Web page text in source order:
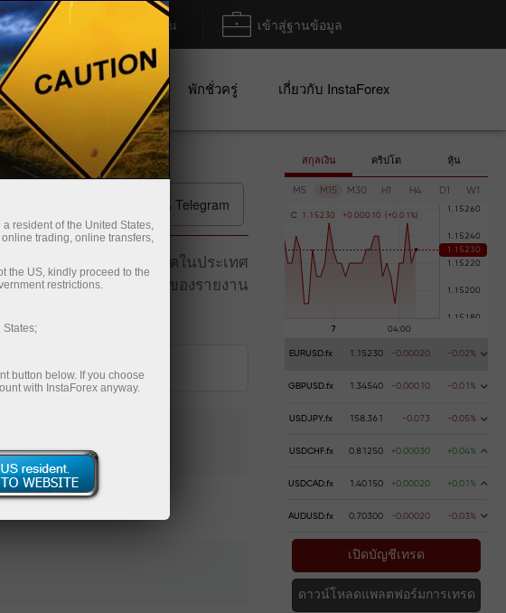
รเทรด ฝาก/ถอน เข้าสู่ฐานข้อมูล
แคมเปญ พักชั่วครู่ เกี่ยวกับ InstaForex
บทวิเคราะห์ใน Telegram
รณ์ทางเศรษฐกิจมหภาคในประเทศ
ที่จะเข้าใจความหมายของรายงาน
นี้:
ม
สกุลเงิน คริปโต หุ้น
M5 M15 M30 H1 H4 D1 W1
C 1 . 1 52 30 +0 .000 1 0 (+0 .0 1 %
EURUSD.fx 1.15230 -0.00020 -0.02%
GBPUSD.fx 1.34540 -0.00010 -0.01%
USDJPY.fx 158.361 -0.073 -0.05%
USDCHF.fx 0.81250 +0.00030 +0.04%
USDCAD.fx 1.40150 +0.00020 +0.01%
AUDUSD.fx 0.70300 -0.00020 -0.03%
เปิดบัญชีเทรด
ดาวน์โหลดแพลตฟอร์มการเทรด
resident of the United States,
trading, online transfers,
the US, kindly proceed to the
restrictions.
States;
button below. If you choose
with InstaForex anyway.